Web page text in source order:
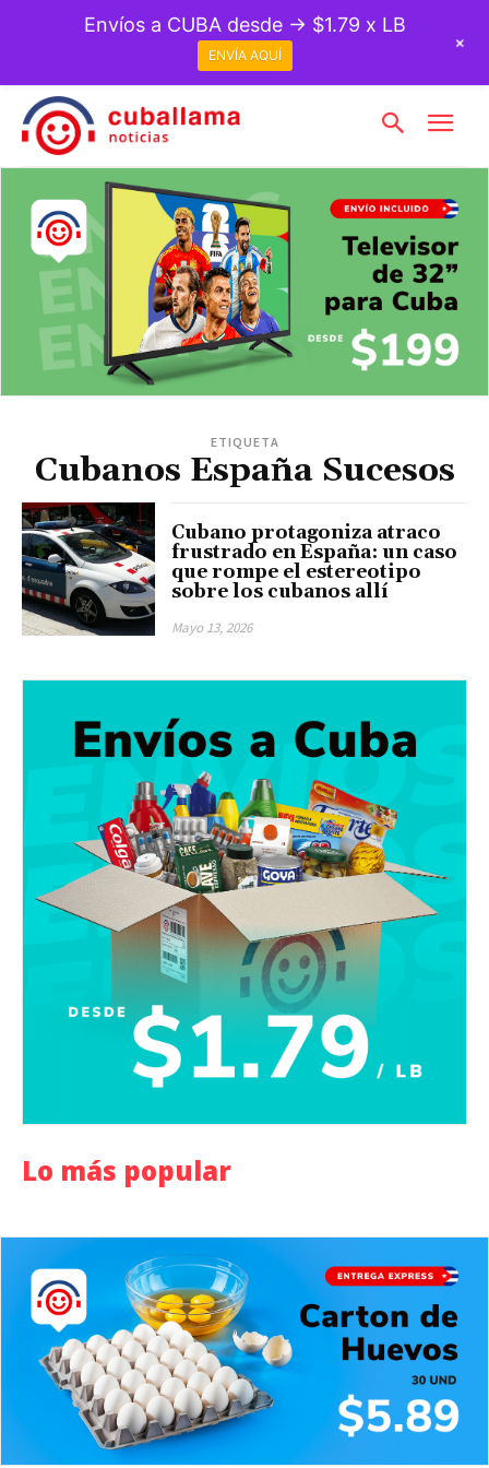
ETIQUETA
Cubanos España Sucesos
Cubano protagoniza atraco
frustrado en España: un caso
que rompe el estereotipo
sobre los cubanos allí
Mayo 13, 2026
Lo más popular
Envíos a CUBA desde → $1.79 x LB
ENVÍA AQUÍ
+